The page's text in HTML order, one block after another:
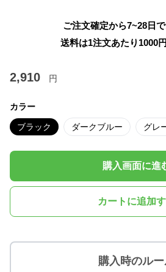
ご注文確定から7~28日
送料は1注文あたり 1000
2,910 円
カラー
ブラック ダークブルー グレ
購入画面に進
カートに追加
購入時のル